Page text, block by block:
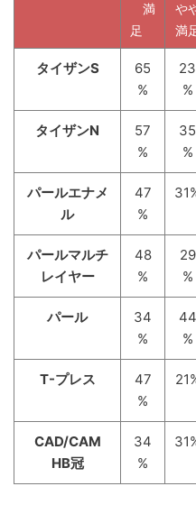
満
足
や
満
タイザンS
65
%
23
%
タイザンN
57
%
35
%
パールエナメ
ル
47
%
パールマルチ
レイヤー
48
%
29
%
パール
34
%
44
%
T-プレス
47
%
CAD/CAM
HB冠
34
%